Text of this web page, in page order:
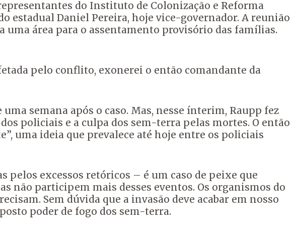
do Instituto de Colonização e Reforma
estadual Daniel Pereira, hoje vice-governador. A reunião
uma área para o assentamento provisório das famílias.
pelo conflito, exonerei o então comandante da
semana após o caso. Mas, nesse ínterim, Raupp fez
policiais e a culpa dos sem-terra pelas mortes. O então
uma ideia que prevalece até hoje entre os policiais
pelos excessos retóricos – é um caso de peixe que
não participem mais desses eventos. Os organismos do
Sem dúvida que a invasão deve acabar em nosso
poder de fogo dos sem-terra.